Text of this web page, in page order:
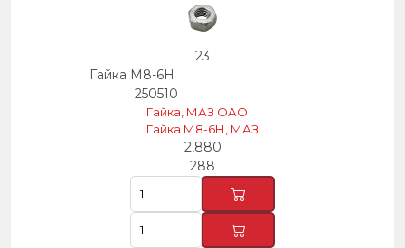
23
Гайка М8-6Н
250510
Гайка, МАЗ ОАО
Гайка М8-6Н, МАЗ
2,880
288